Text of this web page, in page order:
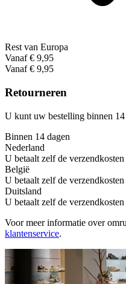
Rest van Europa
Vanaf € 9,95
Vanaf € 9,95
Retourneren
U kunt uw bestelling binnen 14
Binnen 14 dagen
Nederland
U betaalt zelf de verzendkosten
België
U betaalt zelf de verzendkosten
Duitsland
U betaalt zelf de verzendkosten
Voor meer informatie over
klantenservice.